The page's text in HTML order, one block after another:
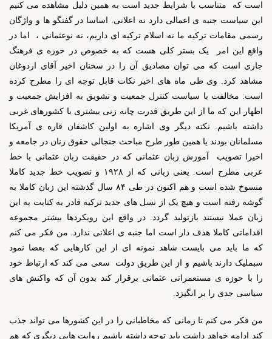
است که متناسب با شرایط جدید است به همین دلیل مشاهده می کنیم
این سیاست جنبه ی اعمالی دارد نه اعلانی. اساسا در گفتگو ها و واژگان
رسمی مقامات ترکیه ما نه اسلام ترکیه ای داریم، نه نوعثمانی ، اما در
واقع این امر یک بستر کلی هست که به خصوص در حوزه ی فرهنگ
جاری است که می توان مصادیق آن را در سخنان اخیر آقای اردوغان
مشاهد کرد. وی طی ماه های اخیر نکات قابل توجه ای را مطرح کرده
است: مخالفت با سیاست کنترل جمعیت و تشویق به افزایش جمعیت و
اظهار این که ما از این طریق قدرت چانه زنی بیشتری با کشورهای غربی
داشته باشیم. نکته دیگر وی اشاره به اولین کاشفان قاره ی آمریکا
مسلمانان بودند یا همین طور طرح مباحث جنجالی حقوق زنان در جامعه و
اخیرا تصویب آموزش زبان عثمانی که در حقیقت زبان عثمانی با خط
عربی مطرح است. یعنی زبانی که از ۱۹۲۸ و تصویب خط جدید کاملا
منسوخ شده است و هم اکنون در طی ۸۴ سال گذشته این زبان کاملا به
گوشه رفته است و هیچ یک از نسل های جدید ترکیه قادر به کتابت به این
زبان عملا نیستند بازتولید گردد. در واقع این رویکردها بیشتر مجموعه
اقداماتی کاملا هدف دار است اما جنبه ی اعلانی ندارد. من فکر می کنم
که ما باید می بایست شاهد نمونه ای از این کارهایی که بعضا نمود
سبملیک دارند باشیم و از این طریق دولت سعی می کند که ارتباط خود
را با حوزه ی مستعمراتی عثمانی برقرار کند بدون آن که واکنش های
سیاسی جدی را بر انگیزد.
من فکر می کنم تا زمانی که مخاطبانی را در این کشورها می تواند جذب
کند ادامه خواهد داشت باید توجه داشته باشیم روایت هایی دیگری که هم